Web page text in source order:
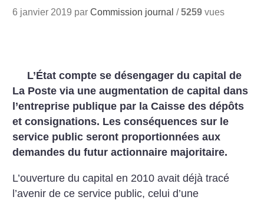
6 janvier 2019 parCommission journal /5259 vues
L’État compte se désengager du capital de
La Poste via une augmentation de capital dans
l’entreprise publique par la Caisse des dépôts
et consignations. Les conséquences sur le
service public seront proportionnées aux
demandes du futur actionnaire majoritaire.
L’ouverture du capital en 2010 avait déjà tracé
l’avenir de ce service public, celui d’une